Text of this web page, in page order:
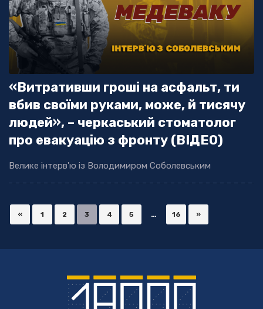
«Витративши гроші на асфальт, ти
вбив своїми руками, може, й тисячу
людей», – черкаський стоматолог
про евакуацію з фронту (ВІДЕО)
Велике інтерв'ю із Володимиром Соболевським
« 1 2 3 4 5 … 16 »